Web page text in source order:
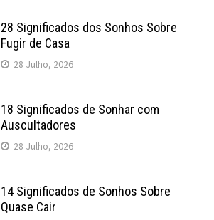
28 Significados dos Sonhos Sobre
Fugir de Casa
28 Julho, 2026
18 Significados de Sonhar com
Auscultadores
28 Julho, 2026
14 Significados de Sonhos Sobre
Quase Cair